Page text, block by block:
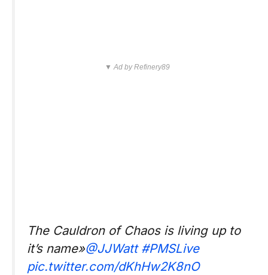
▼ Ad by Refinery89
The Cauldron of Chaos is living up to
it’s name»@JJWatt #PMSLive
pic.twitter.com/dKhHw2K8nO